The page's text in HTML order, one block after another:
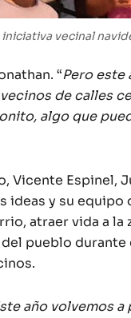
vecinal
“Pero este
de calles
algo que
Vicente Espinel,
ideas y su equipo
atraer vida a la
pueblo durante
año volvemos a